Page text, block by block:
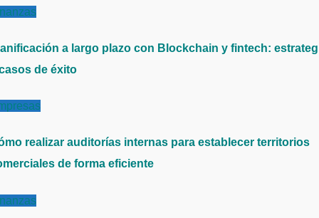
a largo plazo con Blockchain y fintech:
de éxito
realizar auditorías internas para establecer territorios
de forma eficiente